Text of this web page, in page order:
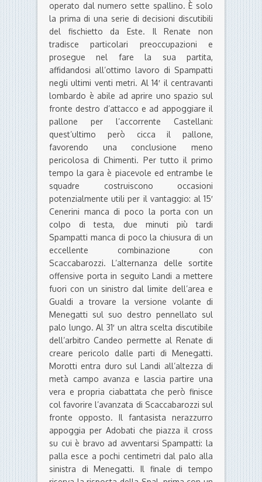
operato dal numero sette spallino. È solo
la prima di una serie di decisioni discutibili
del fischietto da Este. Il Renate non
tradisce particolari preoccupazioni e
prosegue nel fare la sua partita,
affidandosi all’ottimo lavoro di Spampatti
negli ultimi venti metri. Al 14′ il centravanti
lombardo è abile ad aprire uno spazio sul
fronte destro d’attacco e ad appoggiare il
pallone per l’accorrente Castellani:
quest’ultimo però cicca il pallone,
favorendo una conclusione meno
pericolosa di Chimenti. Per tutto il primo
tempo la gara è piacevole ed entrambe le
squadre costruiscono occasioni
potenzialmente utili per il vantaggio: al 15′
Cenerini manca di poco la porta con un
colpo di testa, due minuti più tardi
Spampatti manca di poco la chiusura di un
eccellente combinazione con
Scaccabarozzi. L’alternanza delle sortite
offensive porta in seguito Landi a mettere
fuori con un sinistro dal limite dell’area e
Gualdi a trovare la versione volante di
Menegatti sul suo destro pennellato sul
palo lungo. Al 31′ un altra scelta discutibile
dell’arbitro Candeo permette al Renate di
creare pericolo dalle parti di Menegatti.
Morotti entra duro sul Landi all’altezza di
metà campo avanza e lascia partire una
vera e propria ciabattata che però finisce
col favorire l’avanzata di Scaccabarozzi sul
fronte opposto. Il fantasista nerazzurro
appoggia per Adobati che piazza il cross
su cui è bravo ad avventarsi Spampatti: la
palla esce a pochi centimetri dal palo alla
sinistra di Menegatti. Il finale di tempo